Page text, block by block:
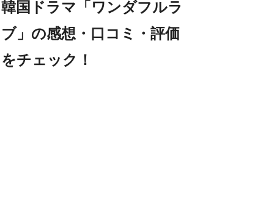
韓国ドラマ「ワンダフルラ
ブ」の感想・口コミ・評価
をチェック！